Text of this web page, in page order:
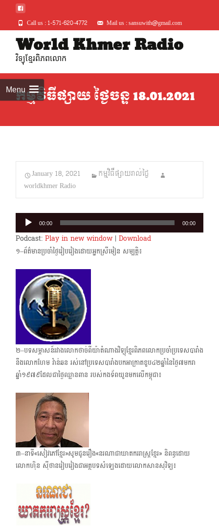
Call us : 1-571-620-4772 Mail us : sansuwith@gmail.com
World Khmer Radio
វិទ្យុខ្មែរពិភពលោក
Menuកម្មវិធីផ្សាយ ថ្ងៃចន្ទ 18.01.2021
January 18, 2021
កម្មវិធីផ្សាយរាល់ថ្ងៃ
worldkhmer Radio
Audio
Player
00:00 00:00
Podcast: Play in new window| Download
១–ព័ត៌មានប្រចាំថ្ងៃរៀបរៀងដោយអ្នកស្រីមៀន សម្បត្តិ៖
២–បទសម្ភាសន៍រវាងលោកថាច់ពីយ៉ាតំណាងវិទ្យុខ្មែរពិភព​លោកប្រចាំប្រទេសបារាំង
នឹងលោកហែម វ៉ាន់ឆន រស់នៅប្រទេសបារាំងបកអាក្រាតខួប៤២ឆ្នាំនៃថ្ងៃ៧មករា
ឆ្នាំ១៩៧៩​ដែលជាថ្ងៃឈ្លានពាន របស់កងទ័ពយួនមកលើកម្ពុជា៖
៣–នាទី«សៀវភៅខ្មែរ»សូមជូនរឿង​«នរណាជាឃាតកររាស្ត្រខ្មែរ» និពន្ធដោយ
លោកហ៊ិន ស៊ីថានរៀប​រៀងជា​អត្ថបទ​សំឡេង​ដោយលោកសានសុវិទ្យ៖